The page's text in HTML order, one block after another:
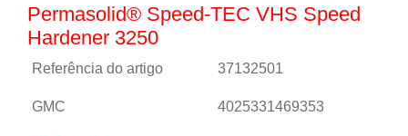
Permasolid® Speed-TEC VHS Speed
Hardener 3250
Referência do artigo 37132501
GMC 4025331469353